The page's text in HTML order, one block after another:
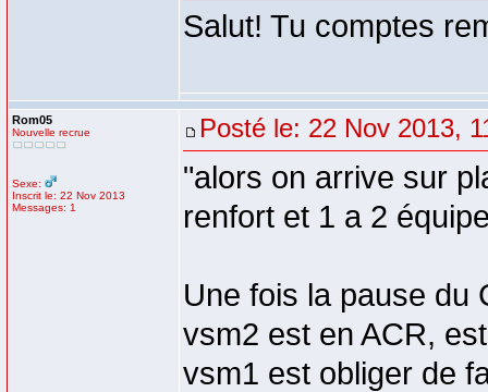
Salut! Tu comptes
Rom05
Nouvelle recrue
Sexe:
Inscrit le: 22 Nov 2013
Messages: 1
Posté le: 22 Nov 2013,
"alors on arrive sur
renfort et 1 a 2
Une fois la pause du
vsm2 est en ACR,
vsm1 est obliger de